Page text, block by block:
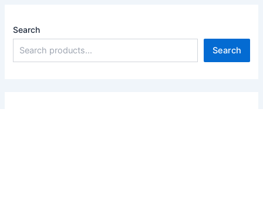
Search
Search